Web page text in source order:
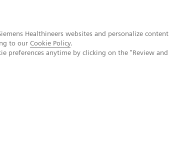
Healthineers websites and personalize content
to our Cookie Policy.
preferences anytime by clicking on the "Review and